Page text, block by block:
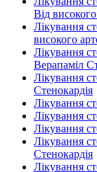
Від
Лікування
високого
Лікування
Верапаміл
Лікування
Стенокардія
Лікування
Лікування
Лікування
Лікування
Стенокардія
Лікування